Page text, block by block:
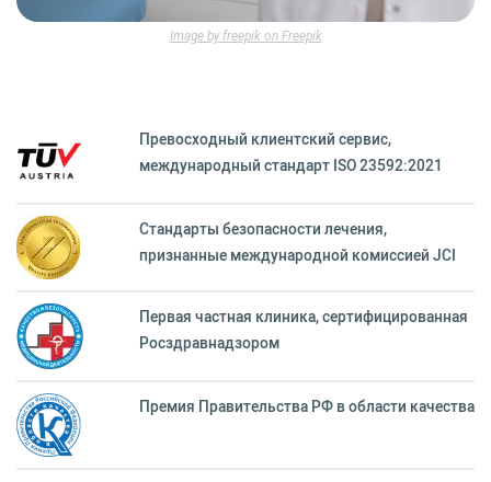
Image by freepik on Freepik
Превосходный клиентский сервиc,
международный стандарт ISO 23592:2021
Стандарты безопасности лечения,
признанные международной комиссией JCI
Первая частная клиника, сертифицированная
Росздравнадзором
Премия Правительства РФ в области качества